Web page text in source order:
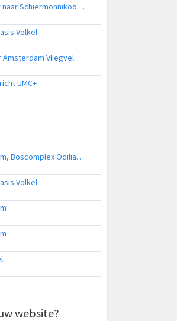
Ambulancehelikopter naar Schiermonnikoog Heliport
Volkel
Politiehelikopter naar Amsterdam Vliegveld Schiphol
UMC+
Lifeliner 3 naar Nunhem, Boscomplex Odiliapeel
Volkel
website?